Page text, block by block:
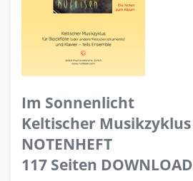
Im Sonnenlicht
Keltischer Musikzyklus
NOTENHEFT
117 Seiten DOWNLOAD